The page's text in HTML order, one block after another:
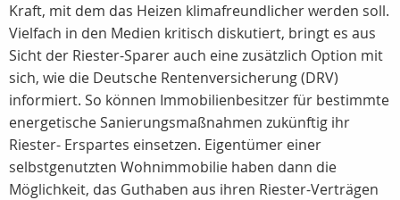
Kraft, mit dem das Heizen klimafreundlicher werden soll.
Vielfach in den Medien kritisch diskutiert, bringt es aus
Sicht der Riester-Sparer auch eine zusätzlich Option mit
sich, wie die Deutsche Rentenversicherung (DRV)
informiert. So können Immobilienbesitzer für bestimmte
energetische Sanierungsmaßnahmen zukünftig ihr
Riester- Erspartes einsetzen. Eigentümer einer
selbstgenutzten Wohnimmobilie haben dann die
Möglichkeit, das Guthaben aus ihren Riester-Verträgen